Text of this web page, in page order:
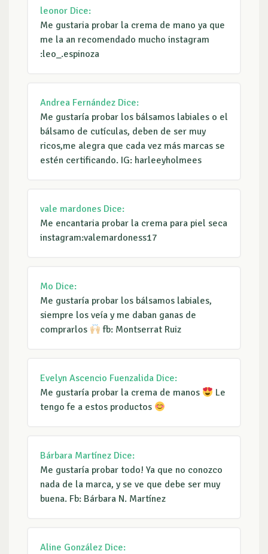
leonor Dice:
Me gustaria probar la crema de mano ya que
me la an recomendado mucho instagram
:leo_.espinoza
Andrea Fernández Dice:
Me gustaría probar los bálsamos labiales o el
bálsamo de cutículas, deben de ser muy
ricos,me alegra que cada vez más marcas se
estén certificando. IG: harleeyholmees
vale mardones Dice:
Me encantaria probar la crema para piel seca
instagram:valemardoness17
Mo Dice:
Me gustaría probar los bálsamos labiales,
siempre los veía y me daban ganas de
comprarlos
fb: Montserrat Ruiz
Evelyn Ascencio Fuenzalida Dice:
Me gustaría probar la crema de manos
Le
tengo fe a estos productos
Bárbara Martínez Dice:
Me gustaría probar todo! Ya que no conozco
nada de la marca, y se ve que debe ser muy
buena. Fb: Bárbara N. Martínez
Aline González Dice: